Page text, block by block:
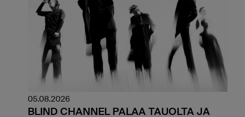
05.08.2026
BLIND CHANNEL PALAA TAUOLTA JA